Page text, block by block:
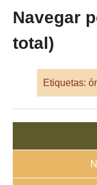
Navegar
total)
Etiquetas: